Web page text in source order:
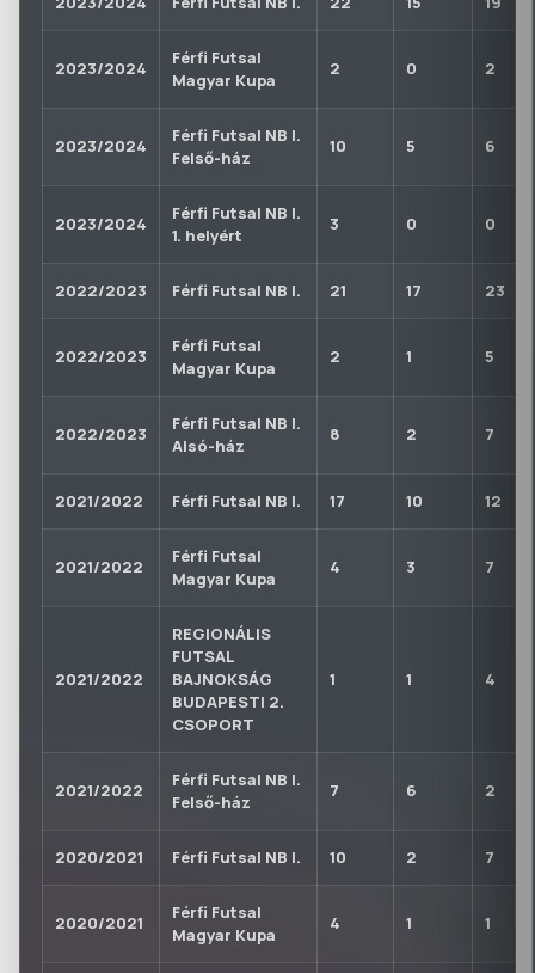
2023/2024
Férfi Futsal
Magyar Kupa
2 0 2
2023/2024
Férfi Futsal NB I.
Felső-ház
10 5 6
2023/2024
Férfi Futsal NB I.
1. helyért
3 0 0
2022/2023 Férfi Futsal NB I. 21 17 23
2022/2023
Férfi Futsal
Magyar Kupa
2 1 5
2022/2023
Férfi Futsal NB I.
Alsó-ház
8 2 7
2021/2022 Férfi Futsal NB I. 17 10 12
2021/2022
Férfi Futsal
Magyar Kupa
4 3 7
2021/2022
REGIONÁLIS
FUTSAL
BAJNOKSÁG
BUDAPESTI 2.
CSOPORT
1 1 4
2021/2022
Férfi Futsal NB I.
Felső-ház
7 6 2
2020/2021 Férfi Futsal NB I. 10 2 7
2020/2021
Férfi Futsal
Magyar Kupa
4 1 1